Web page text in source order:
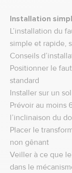
Installation
L’installation du
simple et rapide,
Conseils
Positionner le
standard
Installer sur un
Prévoir au moins
l’inclinaison du
Placer le
non gênant
Veiller à ce que
dans le